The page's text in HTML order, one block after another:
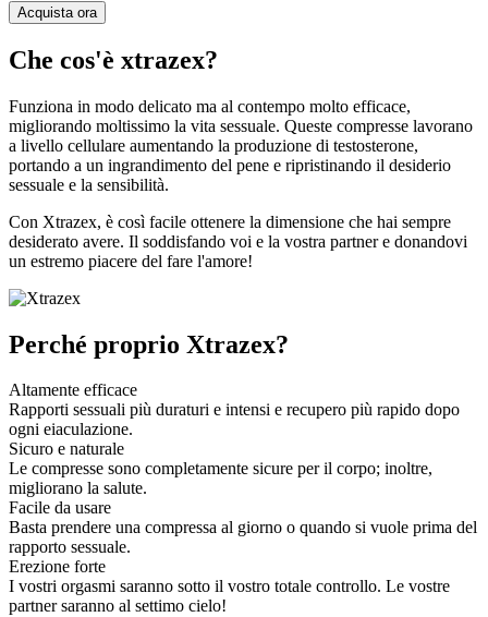
Acquista ora
Che cos'è xtrazex?
Funziona in modo delicato ma al contempo molto efficace,
migliorando moltissimo la vita sessuale. Queste compresse lavorano
a livello cellulare aumentando la produzione di testosterone,
portando a un ingrandimento del pene e ripristinando il desiderio
sessuale e la sensibilità.
Con Xtrazex, è così facile ottenere la dimensione che hai sempre
desiderato avere. Il soddisfando voi e la vostra partner e donandovi
un estremo piacere del fare l'amore!
Perché proprio Xtrazex?
Altamente efficace
Rapporti sessuali più duraturi e intensi e recupero più rapido dopo
ogni eiaculazione.
Sicuro e naturale
Le compresse sono completamente sicure per il corpo; inoltre,
migliorano la salute.
Facile da usare
Basta prendere una compressa al giorno o quando si vuole prima del
rapporto sessuale.
Erezione forte
I vostri orgasmi saranno sotto il vostro totale controllo. Le vostre
partner saranno al settimo cielo!